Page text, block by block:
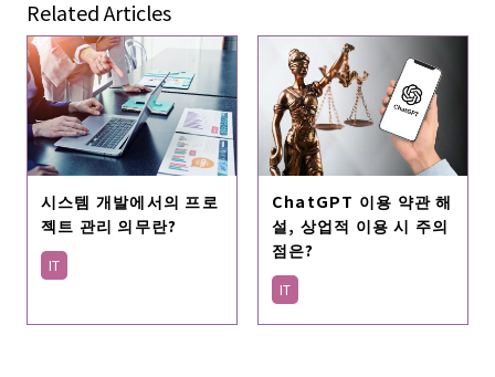
Related Articles
시스템 개발에서의 프로
젝트 관리 의무란?
IT
ChatGPT 이용 약관 해
설, 상업적 이용 시 주의
점은?
IT